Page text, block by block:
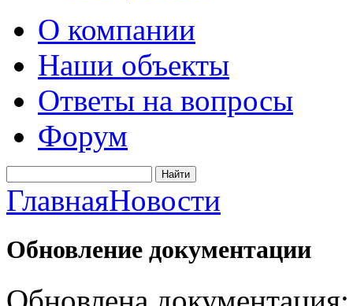
О компании
Наши объекты
Ответы на вопросы
Форум
ГлавнаяНовости
Обновление документации